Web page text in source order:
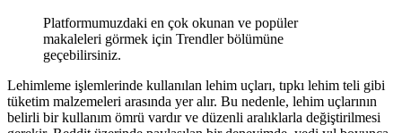
Platformumuzdaki en çok okunan ve popüler
makaleleri görmek için Trendler bölümüne
geçebilirsiniz.
Lehimleme işlemlerinde kullanılan lehim uçları, tıpkı lehim teli gibi
tüketim malzemeleri arasında yer alır. Bu nedenle, lehim uçlarının
belirli bir kullanım ömrü vardır ve düzenli aralıklarla değiştirilmesi